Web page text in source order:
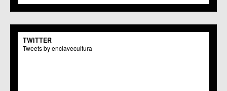
TWITTER
Tweets by enclavecultura